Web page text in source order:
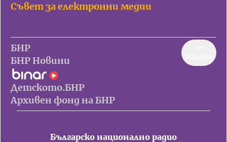
Съвет за електронни медии
БНР
БНР Новини
Детското.БНР
Архивен фонд на БНР
Българско национално радио